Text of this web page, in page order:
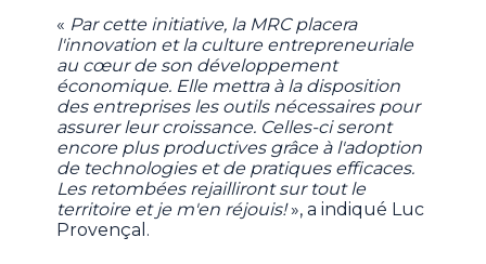
« Par cette initiative, la MRC placera
l'innovation et la culture entrepreneuriale
au cœur de son développement
économique. Elle mettra à la disposition
des entreprises les outils nécessaires pour
assurer leur croissance. Celles-ci seront
encore plus productives grâce à l'adoption
de technologies et de pratiques efficaces.
Les retombées rejailliront sur tout le
territoire et je m'en réjouis!», a indiqué Luc
Provençal.